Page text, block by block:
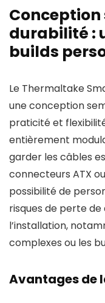
durabilité :
builds
Le Thermaltake
une conception
praticité et
entièrement
garder les câbles
connecteurs ATX
possibilité de
risques de perte
l’installation,
complexes ou les
Avantages de